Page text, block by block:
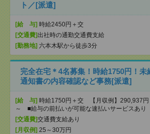
ト／[派遣]
[給 与] 時給2450円＋交
[交通費]出社時の通勤交通費支給
[勤務地] 六本木駅から徒歩3分
完全在宅＊4名募集！時給1750円！未
通知書の内容確認など事務[派遣]
[給 与] 時給1750円＋交 【月収例】290,937円
～ ■給与の前払いが可能な速払いサービスあり
[交通費]交通費支給あり
[月収例] 25～30万円